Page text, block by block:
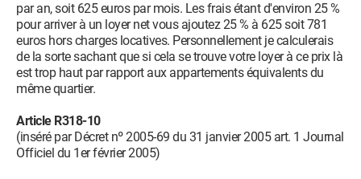
par an, soit 625 euros par mois. Les frais étant d'environ 25 %
pour arriver à un loyer net vous ajoutez 25 % à 625 soit 781
euros hors charges locatives. Personnellement je calculerais
de la sorte sachant que si cela se trouve votre loyer à ce prix là
est trop haut par rapport aux appartements équivalents du
même quartier.
Article R318-10
(inséré par Décret nº 2005-69 du 31 janvier 2005 art. 1 Journal
Officiel du 1er février 2005)